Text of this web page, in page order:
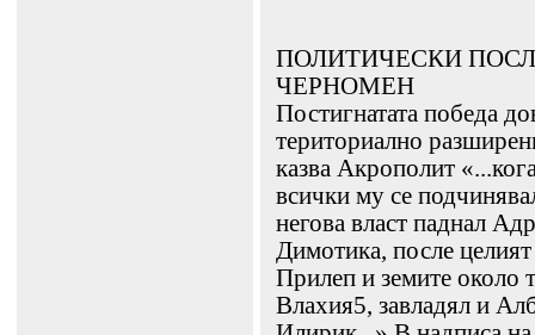
ПОЛИТИЧЕСКИ
ЧЕРНОМЕН
Постигнатата победа
териториално
казва Акрополит
всички му се
негова власт паднал
Димотика, после
Прилеп и земите около
Влахия5, завладял и